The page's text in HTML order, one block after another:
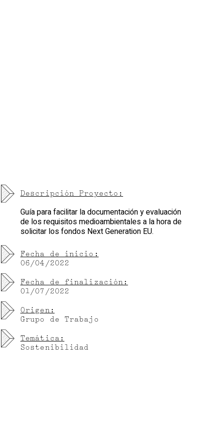
Descripción Proyecto:
Guía para facilitar la documentación y evaluación
de los requisitos medioambientales a la hora de
solicitar los fondos Next Generation EU.
Fecha de inicio:
06/04/2022
Fecha de finalización:
01/07/2022
Origen:
Grupo de Trabajo
Temática:
Sostenibilidad